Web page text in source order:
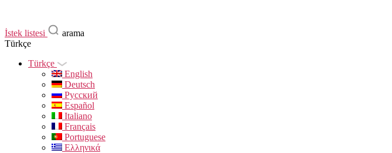
İstek listesi
arama
Türkçe
Türkçe
English
Deutsch
Русский
Español
Italiano
Français
Portuguese
Ελληνικά